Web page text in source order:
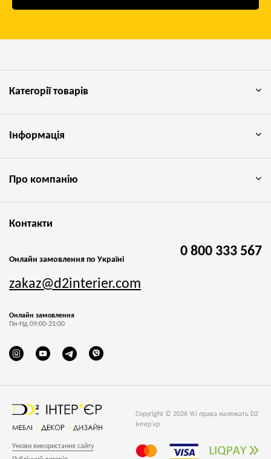
Copyright © 2026 Усі права належать D2
Інтер'єр
Умови використання сайту
Категорії товарів
Інформація
Про компанію
Контакти
Онлайн замовлення по Україні
0 800 333 567
zakaz@d2interier.com
Онлайн замовлення
Пн-Нд 09:00-21:00